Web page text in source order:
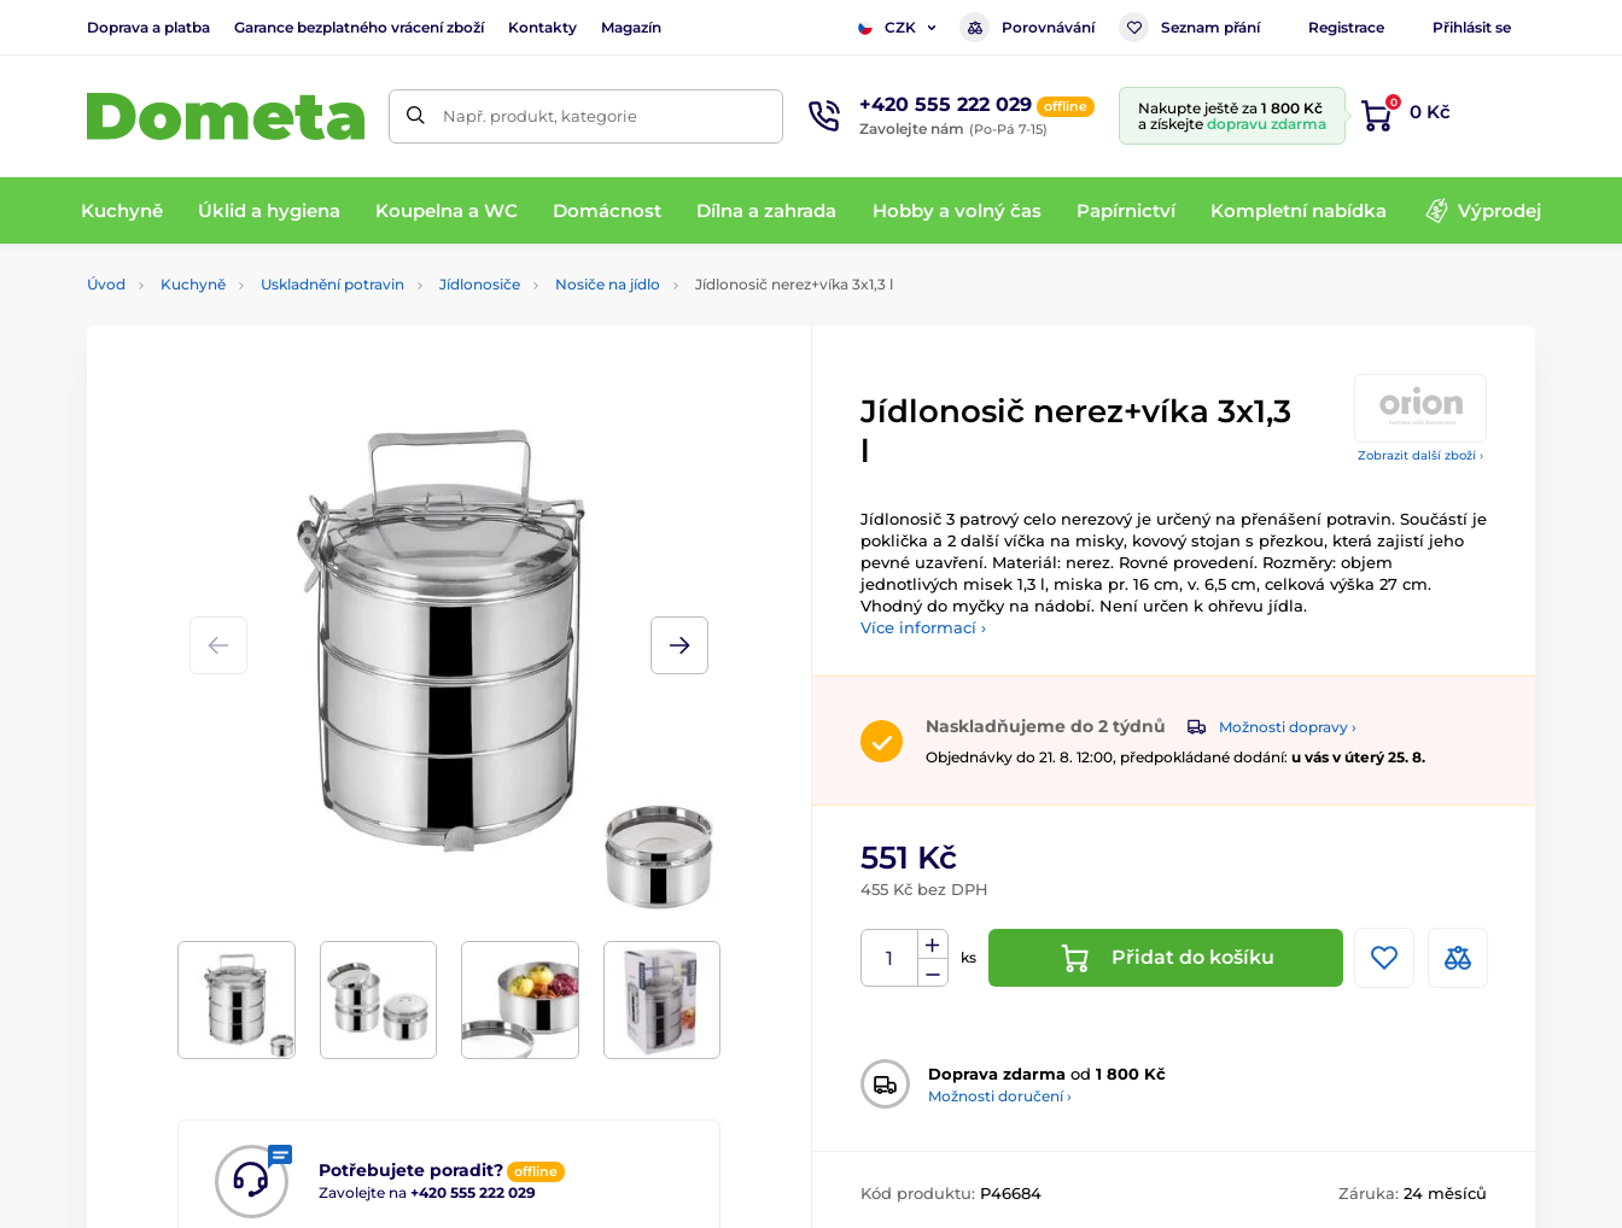
Doprava a platba Garance bezplatného vrácení zboží Kontakty Magazín CZK Porovnávání Seznam přání Registrace Přihlásit se
Např. produkt, kategorie +420 555 222 029 offline
Zavolejte nám (Po-Pá 7-15)
Nakupte ještě za 1 800 Kč
a získejte dopravu zdarma
0 0 Kč
Kuchyně Úklid a hygiena Koupelna a WC Domácnost Dílna a zahrada Hobby a volný čas Papírnictví Kompletní nabídka Výprodej
Úvod Kuchyně Uskladnění potravin Jídlonosiče Nosiče na jídlo Jídlonosič nerez+víka 3x1,3 l
Zobrazit další zboží ›
Potřebujete poradit? offline
Zavolejte na +420 555 222 029
Jídlonosič nerez+víka 3x1,3
l
Jídlonosič 3 patrový celo nerezový je určený na přenášení potravin. Součástí je
poklička a 2 další víčka na misky, kovový stojan s přezkou, která zajistí jeho
pevné uzavření. Materiál: nerez. Rovné provedení. Rozměry: objem
jednotlivých misek 1,3 l, miska pr. 16 cm, v. 6,5 cm, celková výška 27 cm.
Vhodný do myčky na nádobí. Není určen k ohřevu jídla.
Více informací ›
Naskladňujeme do 2 týdnů
Možnosti dopravy ›
Objednávky do 21. 8. 12:00, předpokládané dodání: u vás v úterý 25. 8.
551 Kč
455 Kč bez DPH
ks Přidat do košíku
Doprava zdarma od 1 800 Kč
Možnosti doručení ›
Kód produktu: P46684 Záruka: 24 měsíců